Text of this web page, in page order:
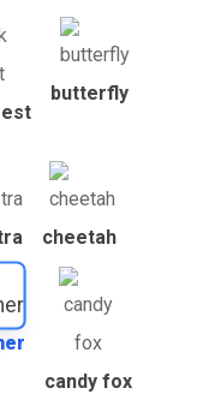
butterfly
cheetah
candy fox